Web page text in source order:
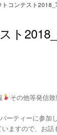
コンテスト2018_
ト
その他等発信
ーティーに参加
ますので、お